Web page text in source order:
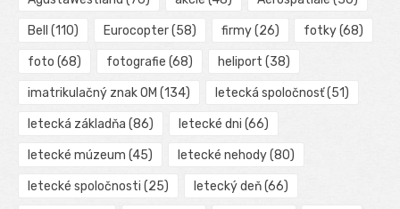
Bell (110) Eurocopter(58) firmy(26) fotky(68)
foto (68) fotografie (68) heliport (38)
imatrikulačný znak OM (134) letecká spoločnosť(51)
letecká základňa (86) letecké dni (66)
letecké múzeum (45) letecké nehody(80)
letecké spoločnosti (25) letecký deň(66)